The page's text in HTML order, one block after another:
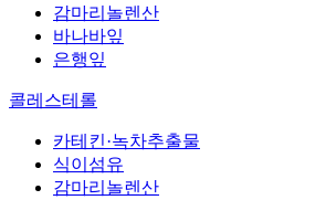
감마리놀렌산
바나바잎
은행잎
콜레스테롤
카테킨·녹차추출물
식이섬유
감마리놀렌산